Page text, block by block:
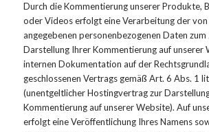
Durch die Kommentierung unserer Produkte,
oder Videos erfolgt eine Verarbeitung der von
angegebenen personenbezogenen Daten
Darstellung Ihrer Kommentierung auf unserer
internen Dokumentation auf der
geschlossenen Vertrags gemäß Art. 6 Abs. 1
(unentgeltlicher Hostingvertrag zur
Kommentierung auf unserer Website). Auf
erfolgt eine Veröffentlichung Ihres Namens